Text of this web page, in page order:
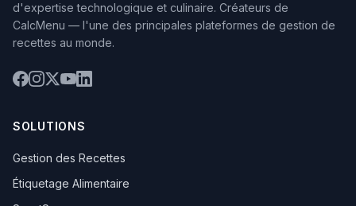
d'expertise technologique et culinaire. Créateurs de
CalcMenu — l'une des principales plateformes de gestion de
recettes au monde.
SOLUTIONS
Gestion des Recettes
Étiquetage Alimentaire